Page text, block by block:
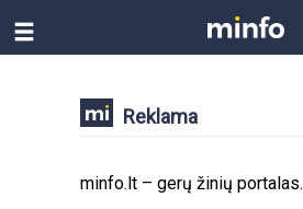
Reklama
minfo.lt – gerų žinių portalas.